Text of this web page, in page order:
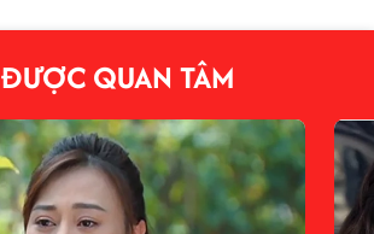
ĐƯỢC QUAN TÂM